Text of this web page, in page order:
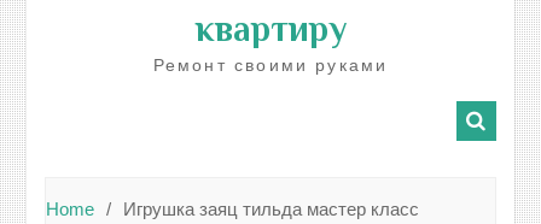
квартиру
Ремонт своими руками
Home Игрушка заяц тильда мастер класс